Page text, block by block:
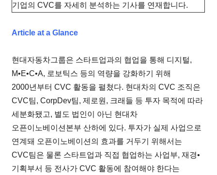
기업의 CVC를 자세히 분석하는 기사를 연재합니다.
Article at a Glance
현대자동차그룹은 스타트업과의 협업을 통해 디지털,
M•E•C•A, 로보틱스 등의 역량을 강화하기 위해
2000년부터 CVC 활동을 펼쳤다. 현대차의 CVC 조직은
CVC팀, CorpDev팀, 제로원, 크래들 등 투자 목적에 따라
세분화됐고, 별도 법인이 아닌 현대차
오픈이노베이션본부 산하에 있다. 투자가 실제 사업으로
연계돼 오픈이노베이션의 효과를 거두기 위해서는
CVC팀은 물론 스타트업과 직접 협업하는 사업부, 재경•
기획부서 등 전사가 CVC 활동에 참여해야 한다는